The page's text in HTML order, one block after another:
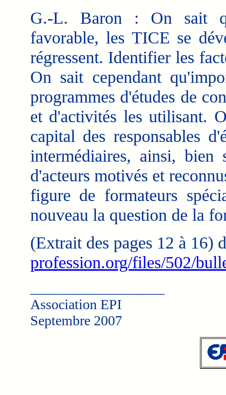
G.-L. Baron : On sait
favorable, les TICE se
régressent. Identifier les
On sait cependant
programmes d'études de
et d'activités les utilisant.
capital des responsables
intermédiaires, ainsi,
d'acteurs motivés et
figure de formateurs
nouveau la question de la
(Extrait des pages 12 à 16)
profession.org/files/502/
Association EPI
Septembre 2007